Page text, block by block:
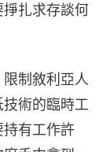
扎求存談何
制敘利亞人
術的臨時工
有工作許